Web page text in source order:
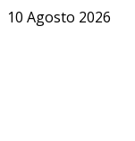
Salta
10 Agosto 2026